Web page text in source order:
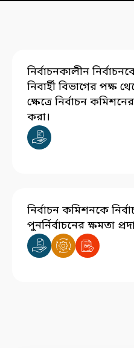
নির্বাচনকালীন
নিবার্হী বিভাগের পক্ষ
ক্ষেত্রে নির্বাচন
করা।
নির্বাচন কমিশনকে
পুনর্নির্বাচনের ক্ষমতা